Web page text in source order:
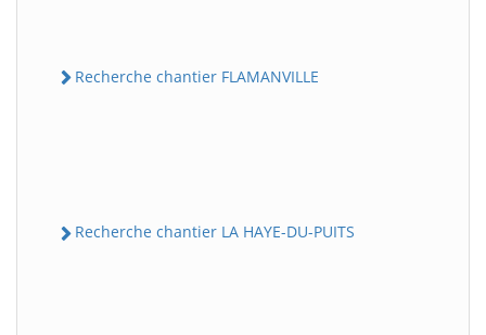
Recherche chantier FLAMANVILLE
Recherche chantier LA HAYE-DU-PUITS